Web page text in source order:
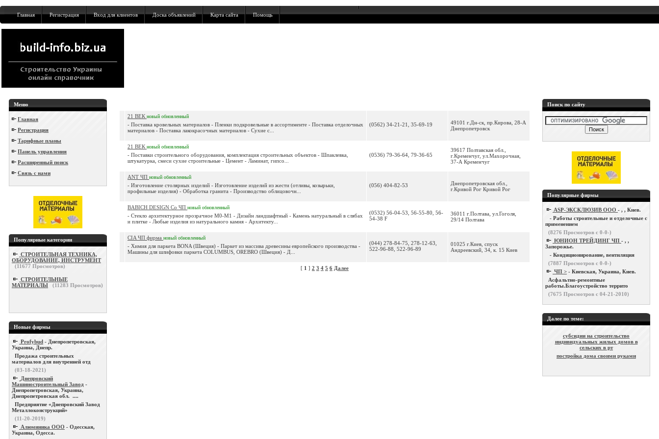
Главная Регистрация Вход для клиентов Доска объявлений Карта сайта Помощь
Меню
Главная
Регистрация
Тарифные планы
Панель управления
Расширенный поиск
Связь с нами
Популярные категории
СТРОИТЕЛЬНАЯ ТЕХНИКА,
ОБОРУДОВАНИЕ, ИНСТРУМЕНТ
(11677 Просмотров)
СТРОИТЕЛЬНЫЕ
МАТЕРИАЛЫ
(11283 Просмотров)
Новые фирмы
Profybud - Днепропетровская,
Украина, Днепр.
Продажа строительных
материалов для внутренней отд
(03-18-2021)
Днепровский
Машиностроительный Завод -
Днепропетровская, Украина,
Днепропетровская обл. ....
Предприятие «Днепровский Завод
Металлоконструкций»
(11-20-2019)
Алюминика ООО - Одесская,
Украина, Одесса.
21 ВЕК новый обновленный
- Поставка кровельных материалов - Пленки подкровельные в ассортименте - Поставка отделочных
материалов - Поставка лакокрасочных материалов - Сухие с...
(0562) 34-21-21, 35-69-19
49101 г.Дн-ск, пр.Кирова, 28-А
Днепропетровск
21 ВЕК новый обновленный
- Поставки строительного оборудования, комплектация строительных объектов - Шпаклевка,
штукатурка, смеси сухие строительные - Цемент - Ламинат, гипсо...
(0536) 79-36-64, 79-36-65
39617 Полтавская обл.,
г.Кременчуг, ул.Махорочная,
37-А Кременчуг
ANT ЧП новый обновленный
- Изготовление столярных изделий - Изготовление изделий из жести (отливы, козырьки,
профильные изделия) - Обработка гранита - Производство облицовочн...
(056) 404-82-53
Днепропетровская обл.,
г.Кривой Рог Кривой Рог
BABICH DESIGN Co ЧП новый обновленный
- Стекло архитектурное прозрачное М0-М1 - Дизайн ландшафтный - Камень натуральный в слябах
и плитке - Любые изделия из натурального камня - Архитекту...
(0532) 56-04-53, 56-55-80, 56-
54-38 F
36011 г.Полтава, ул.Гоголя,
29/14 Полтава
CIA ЧП фирма новый обновленный
- Химия для паркета BONA (Швеция) - Паркет из массива древесины европейского производства -
Машины для шлифовки паркета COLUMBUS, OREBRO (Швеция) - Д...
(044) 278-84-75, 278-12-63,
522-96-88, 522-96-89
01025 г.Киев, спуск
Андреевский, 34, к. 15 Киев
[ 1 ] 2 3 4 5 6 Далее
Поиск по сайту
Популярные фирмы
ASP-ЭКСКЛЮЗИВ ООО - , , Киев.
- Работы строительные и отделочные с
применением
(8276 Просмотров с 0-0-)
ЮНИОН ТРЕЙДИНГ ЧП - , ,
Запорожье.
- Кондиционирование, вентиляция
(7887 Просмотров с 0-0-)
ЧП > - Киевская, Украина, Киев.
Асфальтно-ремонтные
работы.Благоустройство террито
(7675 Просмотров с 04-21-2010)
Далее по теме:
субсидии на строительство
индивидуальных жилых домов в
сельских в рт
постройка дома своими руками